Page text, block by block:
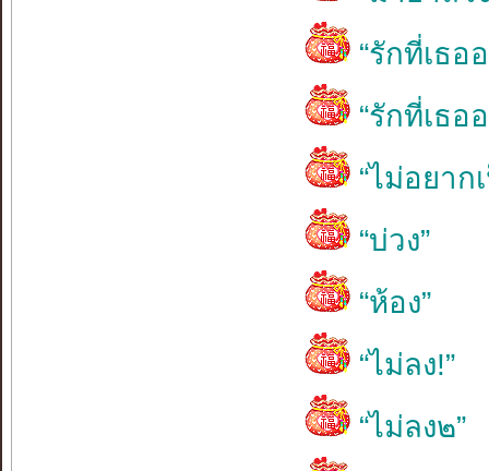
“รักที่เธอ
“รักที่เธอ
“ไม่อยาก
“บ่วง”
“ห้อง”
“ไม่ลง!”
“ไม่ลง๒”